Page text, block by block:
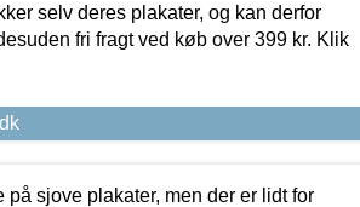
selv deres plakater, og kan derfor
fri fragt ved køb over 399 kr. Klik
sjove plakater, men der er lidt for